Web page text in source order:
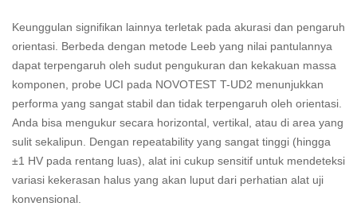
Keunggulan signifikan lainnya terletak pada akurasi dan pengaruh
orientasi. Berbeda dengan metode Leeb yang nilai pantulannya
dapat terpengaruh oleh sudut pengukuran dan kekakuan massa
komponen, probe UCI pada NOVOTEST T-UD2 menunjukkan
performa yang sangat stabil dan tidak terpengaruh oleh orientasi.
Anda bisa mengukur secara horizontal, vertikal, atau di area yang
sulit sekalipun. Dengan repeatability yang sangat tinggi (hingga
±1 HV pada rentang luas), alat ini cukup sensitif untuk mendeteksi
variasi kekerasan halus yang akan luput dari perhatian alat uji
konvensional.